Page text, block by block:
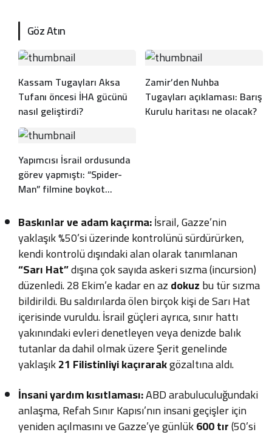
Göz Atın
Kassam Tugayları Aksa
Tufanı öncesi İHA gücünü
nasıl geliştirdi?
Zamir’den Nuhba
Tugayları açıklaması: Barış
Kurulu haritası ne olacak?
Yapımcısı İsrail ordusunda
görev yapmıştı: “Spider-
Man” filmine boykot
Baskınlar ve adam kaçırma:İsrail, Gazze’nin
yaklaşık %50’si üzerinde kontrolünü sürdürürken,
kendi kontrolü dışındaki alan olarak tanımlanan
“Sarı Hat”dışına çok sayıda askeri sızma (incursion)
düzenledi. 28 Ekim’e kadar en azdokuzbu tür sızma
bildirildi. Bu saldırılarda ölen birçok kişi de Sarı Hat
içerisinde vuruldu. İsrail güçleri ayrıca, sınır hattı
yakınındaki evleri denetleyen veya denizde balık
tutanlar da dahil olmak üzere Şerit genelinde
yaklaşık21 Filistinliyi kaçırarakgözaltına aldı.
İnsani yardım kısıtlaması:ABD arabuluculuğundaki
anlaşma, Refah Sınır Kapısı’nın insani geçişler için
yeniden açılmasını ve Gazze’ye günlük600 tır(50’si